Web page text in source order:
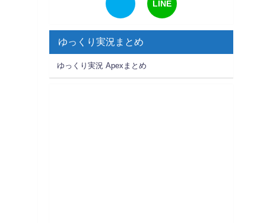
LINE
ゆっくり実況まとめ
ゆっくり実況 Apexまとめ